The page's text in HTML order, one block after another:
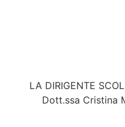
LA DIRIGENTE
Dott.ssa Cristina